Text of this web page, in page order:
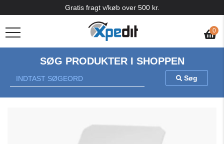
0
Gratis fragt v/køb over 500 kr.
SØG PRODUKTER I SHOPPEN
Søg